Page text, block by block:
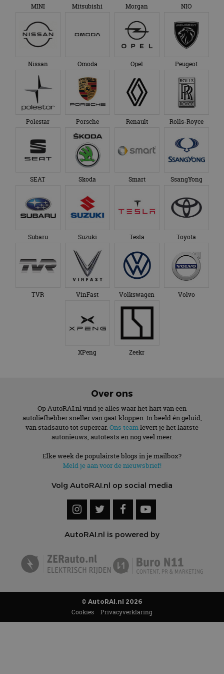
MINI Mitsubishi Morgan NIO
Nissan Omoda Opel Peugeot
Polestar Porsche Renault Rolls-Royce
SEAT Skoda Smart SsangYong
Subaru Suzuki Tesla Toyota
TVR VinFast Volkswagen Volvo
XPeng Zeekr
Over ons
Op AutoRAI.nl vind je alles waar het hart van een
autoliefhebber sneller van gaat kloppen. In beeld én geluid,
van stadsauto tot supercar. Ons teamlevert je het laatste
autonieuws, autotests en nog veel meer.
Elke week de populairste blogs in je mailbox?
Meld je aan voor de nieuwsbrief!
Volg AutoRAI.nl op social media
AutoRAI.nl is powered by
© AutoRAI.nl 2026
Cookies Privacyverklaring